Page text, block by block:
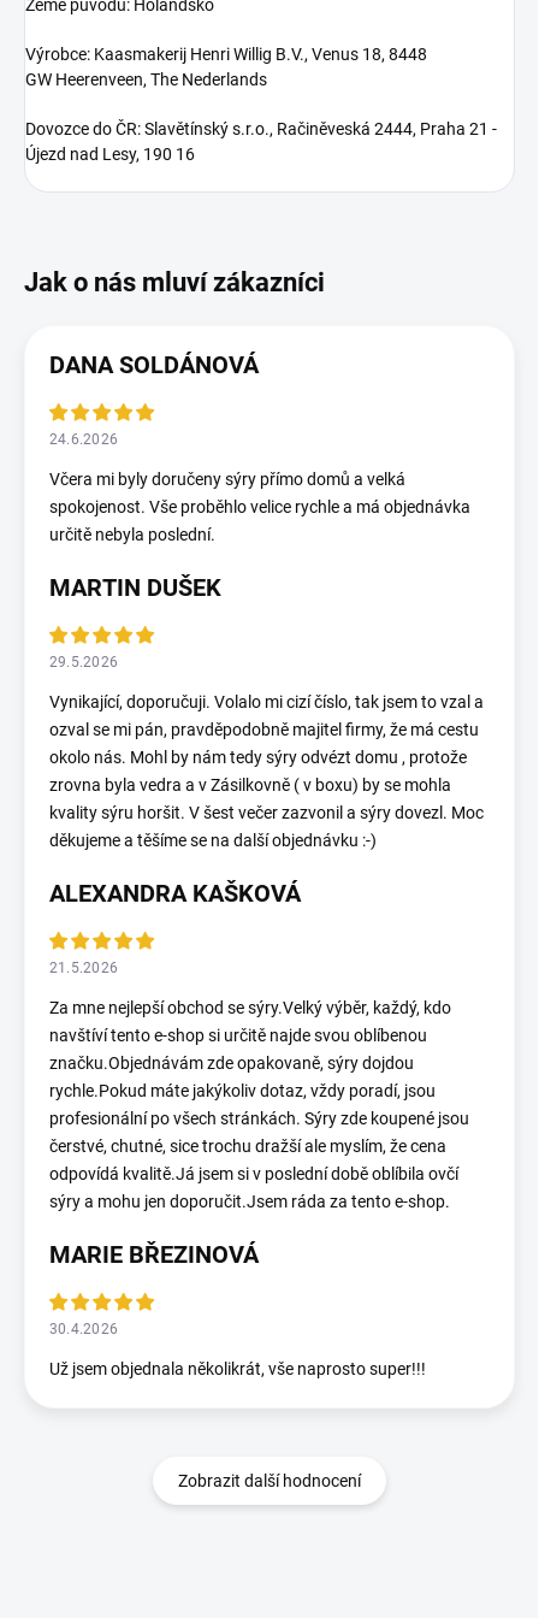
Země původu: Holandsko
Výrobce: Kaasmakerij Henri Willig B.V., Venus 18, 8448
GW Heerenveen, The Nederlands
Dovozce do ČR: Slavětínský s.r.o., Račiněveská 2444, Praha 21 -
Újezd nad Lesy, 190 16
DANA SOLDÁNOVÁ
24.6.2026
Včera mi byly doručeny sýry přímo domů a velká
spokojenost. Vše proběhlo velice rychle a má objednávka
určitě nebyla poslední.
MARTIN DUŠEK
29.5.2026
Vynikající, doporučuji. Volalo mi cizí číslo, tak jsem to vzal a
ozval se mi pán, pravděpodobně majitel firmy, že má cestu
okolo nás. Mohl by nám tedy sýry odvézt domu , protože
zrovna byla vedra a v Zásilkovně ( v boxu) by se mohla
kvality sýru horšit. V šest večer zazvonil a sýry dovezl. Moc
děkujeme a těšíme se na další objednávku :-)
ALEXANDRA KAŠKOVÁ
21.5.2026
Za mne nejlepší obchod se sýry.Velký výběr, každý, kdo
navštíví tento e-shop si určitě najde svou oblíbenou
značku.Objednávám zde opakovaně, sýry dojdou
rychle.Pokud máte jakýkoliv dotaz, vždy poradí, jsou
profesionální po všech stránkách. Sýry zde koupené jsou
čerstvé, chutné, sice trochu dražší ale myslím, že cena
odpovídá kvalitě.Já jsem si v poslední době oblíbila ovčí
sýry a mohu jen doporučit.Jsem ráda za tento e-shop.
MARIE BŘEZINOVÁ
30.4.2026
Už jsem objednala několikrát, vše naprosto super!!!
Zobrazit další hodnocení